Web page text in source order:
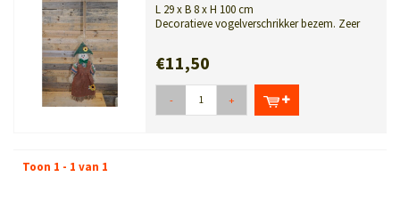
L 29 x B 8 x H 100 cm
Decoratieve vogelverschrikker bezem. Zeer
€11,50
- +
Toon 1 - 1 van 1